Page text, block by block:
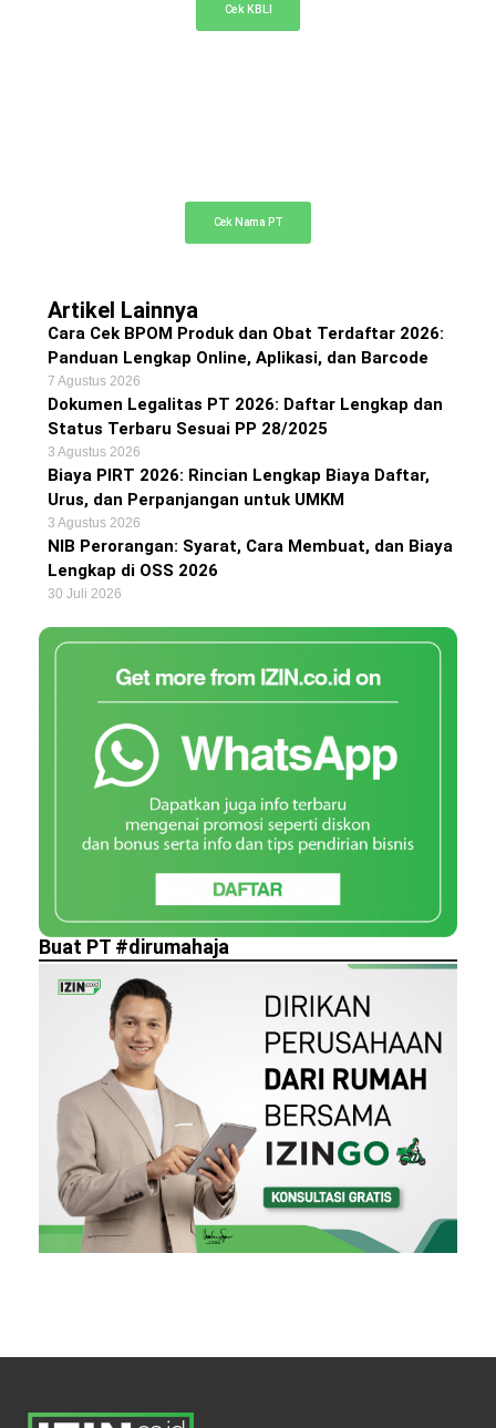
Cek KBLI
Cek Nama PT
Artikel Lainnya
Cara Cek BPOM Produk dan Obat Terdaftar 2026:
Panduan Lengkap Online, Aplikasi, dan Barcode
7 Agustus 2026
Dokumen Legalitas PT 2026: Daftar Lengkap dan
Status Terbaru Sesuai PP 28/2025
3 Agustus 2026
Biaya PIRT 2026: Rincian Lengkap Biaya Daftar,
Urus, dan Perpanjangan untuk UMKM
3 Agustus 2026
NIB Perorangan: Syarat, Cara Membuat, dan Biaya
Lengkap di OSS 2026
30 Juli 2026
Buat PT #dirumahaja